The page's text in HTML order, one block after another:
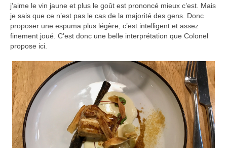
j’aime le vin jaune et plus le goût est prononcé mieux c’est. Mais
je sais que ce n’est pas le cas de la majorité des gens. Donc
proposer une espuma plus légère, c’est intelligent et assez
finement joué. C’est donc une belle interprétation que Colonel
propose ici.